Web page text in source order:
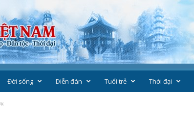
Đời sống Diễn đàn Tuổi trẻ Thời đại